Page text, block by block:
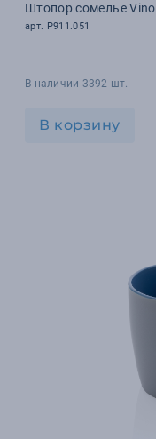
Штопор сомелье Vino
арт. P911.051
В наличии 3392 шт.
В корзину